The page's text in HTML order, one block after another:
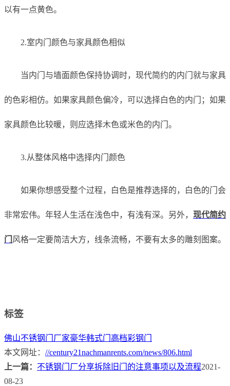
以有一点黄色。
2.室内门颜色与家具颜色相似
当内门与墙面颜色保持协调时，现代简约的内门就与家具
的色彩相仿。如果家具颜色偏冷，可以选择白色的内门；如果
家具颜色比较暖，则应选择木色或米色的内门。
3.从整体风格中选择内门颜色
如果你想感受整个过程，白色是推荐选择的，白色的门会
非常宏伟。年轻人生活在浅色中，有浅有深。另外， 现代简约
门 风格一定要简洁大方，线条流畅，不要有太多的雕刻图案。
标签
佛山不锈钢门厂家豪华韩式门 高档彩钢门
本文网址： //century21nachmanrents.com/news/806.html
上一篇： 不锈钢门厂分享拆除旧门的注意事项以及流程2021-
08-23